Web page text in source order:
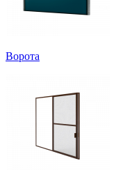
Ворота